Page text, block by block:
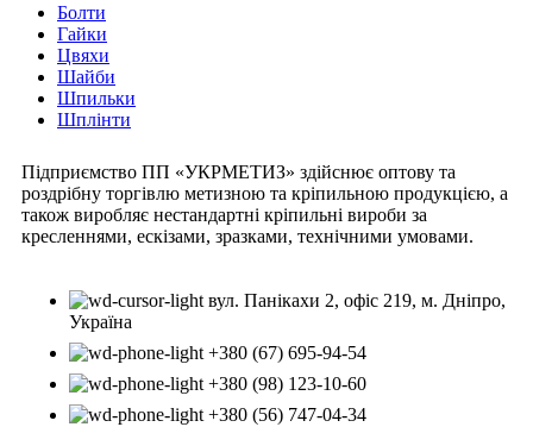
Болти
Гайки
Цвяхи
Шайби
Шпильки
Шплінти
Підприємство ПП «УКРМЕТИЗ» здійснює оптову та
роздрібну торгівлю метизною та кріпильною продукцією, а
також виробляє нестандартні кріпильні вироби за
кресленнями, ескізами, зразками, технічними умовами.
вул. Панікахи 2, офіс 219, м. Дніпро,
Україна
+380 (67) 695-94-54
+380 (98) 123-10-60
+380 (56) 747-04-34